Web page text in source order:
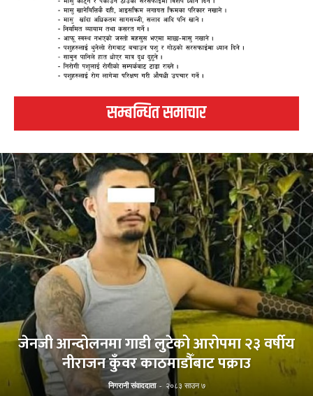
सम्बन्धित समाचार
जेनजी आन्दोलनमा गाडी लुटेको आरोपमा २३ वर्षीय
नीराजन कुँवर काठमाडौँबाट पक्राउ
निगरानी संवाददाता - २०८३ साउन ७